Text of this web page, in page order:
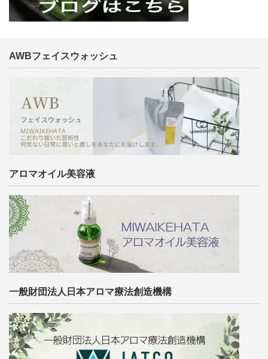
AWBフェイスウォッシュ
アロマオイル美容液
一般財団法人日本アロマ療法創造機構